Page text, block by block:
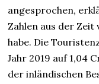
angesprochen,
Zahlen aus der
habe. Die
Jahr 2019 auf 1,04
der inländischen